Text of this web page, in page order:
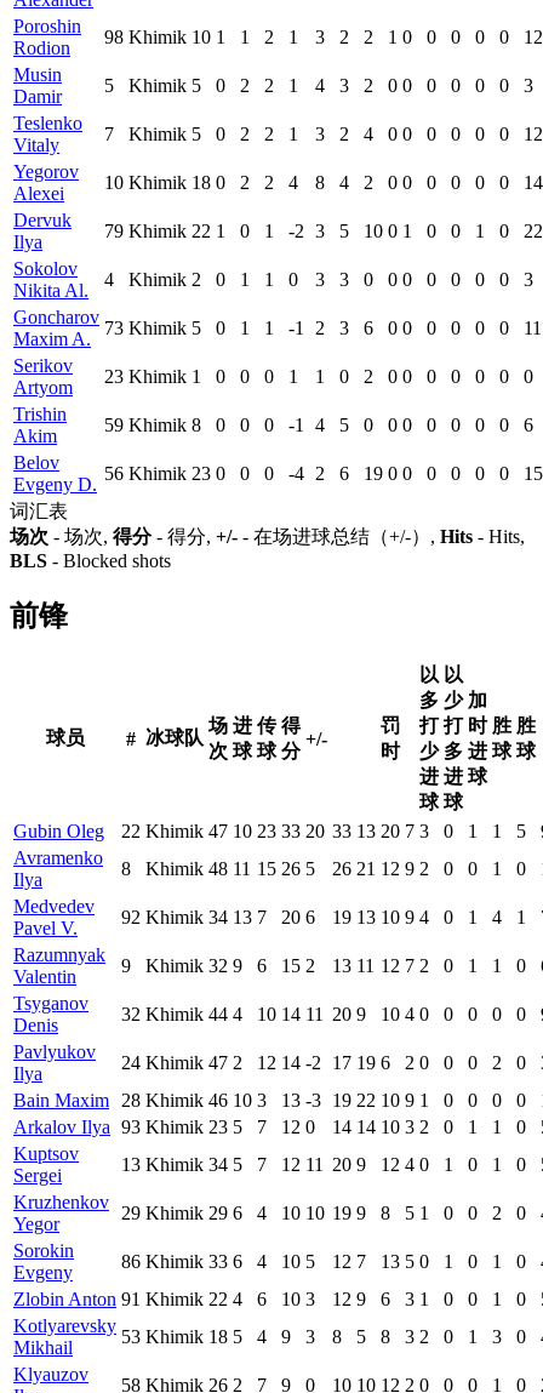
Poroshin
Rodion
98 Khimik 10 1 1 2 1 3 2 2 1 0 0 0 0 0
12
Musin
Damir
5 Khimik 5 0 2 2 1 4 3 2 0 0 0 0 0 0
3
Teslenko
Vitaly
7 Khimik 5 0 2 2 1 3 2 4 0 0 0 0 0 0
12
Yegorov
Alexei
10 Khimik 18 0 2 2 4 8 4 2 0 0 0 0 0 0
14
Dervuk
Ilya
79 Khimik 22 1 0 1 -2 3 5 10 0 1 0 0 1 0
22
Sokolov
Nikita Al.
4 Khimik 2 0 1 1 0 3 3 0 0 0 0 0 0 0
3
Goncharov
Maxim A.
73 Khimik 5 0 1 1 -1 2 3 6 0 0 0 0 0 0
11
Serikov
Artyom
23 Khimik 1 0 0 0 1 1 0 2 0 0 0 0 0 0
0
Trishin
Akim
59 Khimik 8 0 0 0 -1 4 5 0 0 0 0 0 0 0
6
Belov
Evgeny D.
56 Khimik 23 0 0 0 -4 2 6 19 0 0 0 0 0 0
15
词汇表
场次 - 场次, 得分- 得分, +/- - 在场进球总结（+/-）, Hits - Hits,
BLS - Blocked shots
前锋
球员 # 冰球队
场
次
进
球
传
球
得
分
+/-
罚
时
以
多
打
少
进
球
以
少
打
多
进
球
加
时
进
球
胜
球
胜
球
Gubin Oleg 22 Khimik 47 10 23 33 20 33 13 20 7 3 0 1 1 5
Avramenko
Ilya
8 Khimik 48 11 15 26 5 26 21 12 9 2 0 0 1 0
Medvedev
Pavel V.
92 Khimik 34 13 7 20 6 19 13 10 9 4 0 1 4 1
Razumnyak
Valentin
9 Khimik 32 9 6 15 2 13 11 12 7 2 0 1 1 0
Tsyganov
Denis
32 Khimik 44 4 10 14 11 20 9 10 4 0 0 0 0 0
Pavlyukov
Ilya
24 Khimik 47 2 12 14 -2 17 19 6 2 0 0 0 2 0
Bain Maxim
28 Khimik 46 10 3 13 -3 19 22 10 9 1 0 0 0 0
Arkalov Ilya 93 Khimik 23 5 7 12 0 14 14 10 3 2 0 1 1 0
Kuptsov
Sergei
13 Khimik 34 5 7 12 11 20 9 12 4 0 1 0 1 0
Kruzhenkov
Yegor
29 Khimik 29 6 4 10 10 19 9 8 5 1 0 0 2 0
Sorokin
Evgeny
86 Khimik 33 6 4 10 5 12 7 13 5 0 1 0 1 0
Zlobin Anton 91 Khimik 22 4 6 10 3 12 9 6 3 1 0 0 1 0
Kotlyarevsky
Mikhail
53 Khimik 18 5 4 9 3 8 5 8 3 2 0 1 3 0
Klyauzov
58 Khimik 26 2 7 9 0 10 10 12 2 0 0 0 1 0